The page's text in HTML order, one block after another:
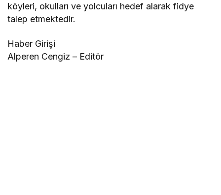
köyleri, okulları ve yolcuları hedef alarak fidye
talep etmektedir.
Haber Girişi
Alperen Cengiz – Editör